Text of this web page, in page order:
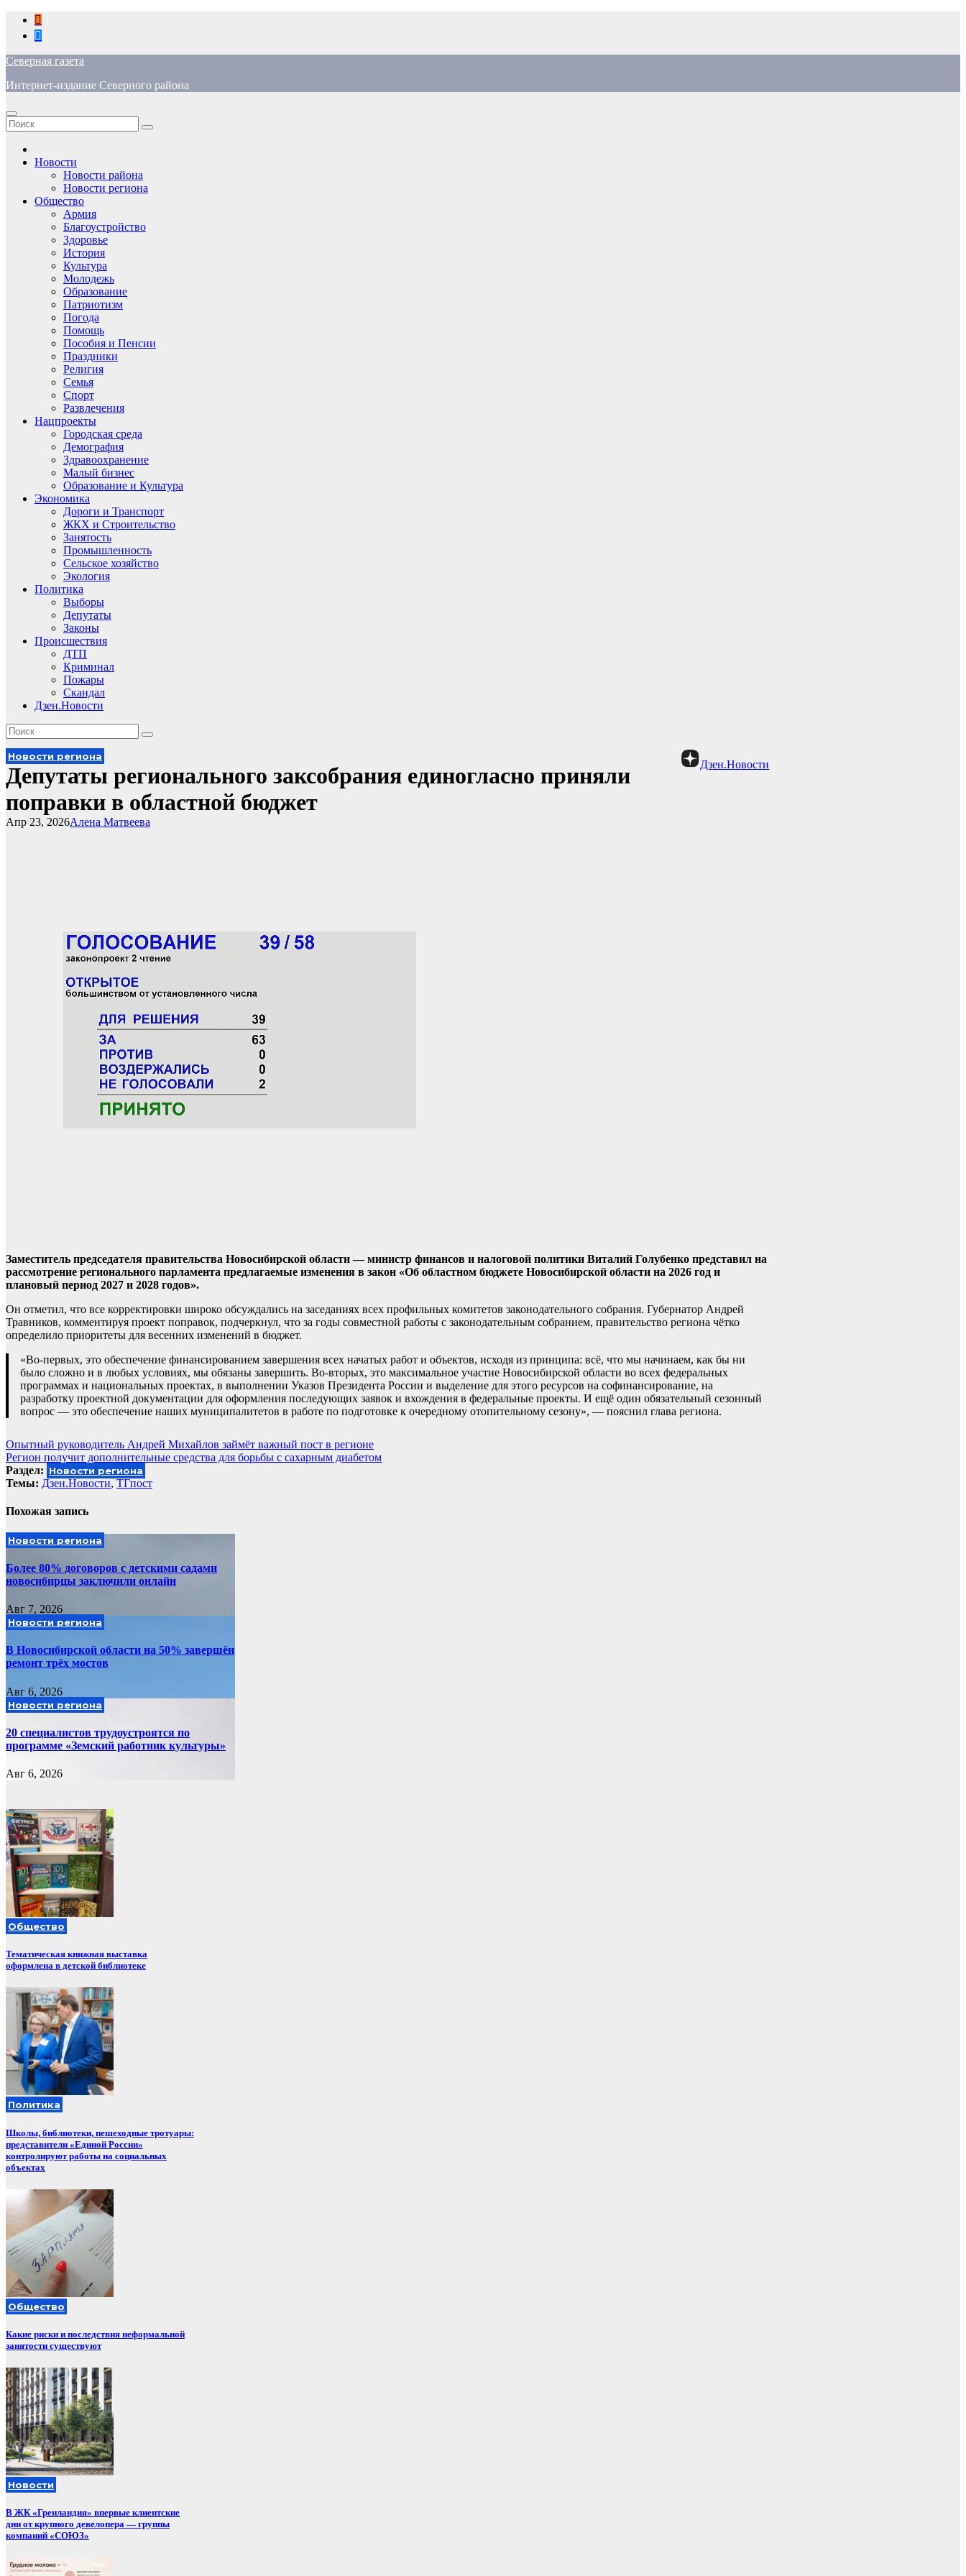
Перейти
содержимому
Северная газета
Интернет-издание Северного района
Новости
Новости района
Новости региона
Общество
Армия
Благоустройство
Здоровье
История
Культура
Молодежь
Образование
Патриотизм
Погода
Помощь
Пособия и Пенсии
Праздники
Религия
Семья
Спорт
Развлечения
Нацпроекты
Городская среда
Демография
Здравоохранение
Малый бизнес
Образование и Культура
Экономика
Дороги и Транспорт
ЖКХ и Строительство
Занятость
Промышленность
Сельское хозяйство
Экология
Политика
Выборы
Депутаты
Законы
Происшествия
ДТП
Криминал
Пожары
Скандал
Дзен.Новости
Дзен.Новости
Новости региона
Депутаты регионального заксобрания единогласно приняли
поправки в областной бюджет
Алена Матвеева
Апр 23, 2026
Заместитель председателя правительства Новосибирской области — министр финансов и налоговой политики Виталий Голубенко представил на
рассмотрение регионального парламента предлагаемые изменения в закон «Об областном бюджете Новосибирской области на 2026 год и
плановый период 2027 и 2028 годов».
Он отметил, что все корректировки широко обсуждались на заседаниях всех профильных комитетов законодательного собрания. Губернатор Андрей
Травников, комментируя проект поправок, подчеркнул, что за годы совместной работы с законодательным собранием, правительство региона чётко
определило приоритеты для весенних изменений в бюджет.
«Во-первых, это обеспечение финансированием завершения всех начатых работ и объектов, исходя из принципа: всё, что мы начинаем, как бы ни
было сложно и в любых условиях, мы обязаны завершить. Во-вторых, это максимальное участие Новосибирской области во всех федеральных
программах и национальных проектах, в выполнении Указов Президента России и выделение для этого ресурсов на софинансирование, на
разработку проектной документации для оформления последующих заявок и вхождения в федеральные проекты. И ещё один обязательный сезонный
вопрос — это обеспечение наших муниципалитетов в работе по подготовке к очередному отопительному сезону», — пояснил глава региона.
Навигация
по
записям
Опытный руководитель Андрей Михайлов займёт важный пост в регионе
Регион получит дополнительные средства для борьбы с сахарным диабетом
Раздел: Новости региона
Темы: Дзен.Новости, ТГпост
Похожая запись
Новости региона
Более 80% договоров с детскими садами
новосибирцы заключили онлайн
Авг 7, 2026
Новости региона
В Новосибирской области на 50% завершён
ремонт трёх мостов
Авг 6, 2026
Новости региона
20 специалистов трудоустроятся по
программе «Земский работник культуры»
Авг 6, 2026
Общество
Тематическая книжная выставка
оформлена в детской библиотеке
Политика
Школы, библиотеки, пешеходные тротуары:
представители «Единой России»
контролируют работы на социальных
объектах
Общество
Какие риски и последствия неформальной
занятости существуют
Новости
В ЖК «Гренландия» впервые клиентские
дни от крупного девелопера — группы
компаний «СОЮЗ»